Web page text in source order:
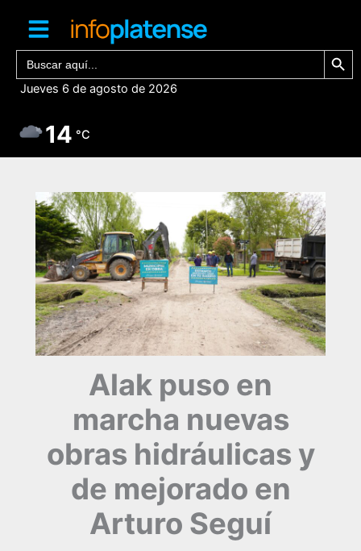
contenido
Buscar: Botón de
Jueves 6 de agosto de 2026
14 °C
Alak puso en
marcha nuevas
obras hidráulicas y
de mejorado en
Arturo Seguí